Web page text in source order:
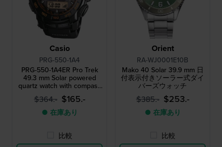
Casio
PRG-550-1A4
PRG-550-1A4ER Pro Trek
49.3 mm Solar powered
quartz watch with compass
barometer thermometer
and altimeter
$364.- $165.-
● 在庫あり
比較
Orient
RA-WJ0001E10B
Mako 40 Solar 39.9 mm 日
付表示付きソーラー式ダイ
バーズウォッチ
$385.- $253.-
● 在庫あり
比較